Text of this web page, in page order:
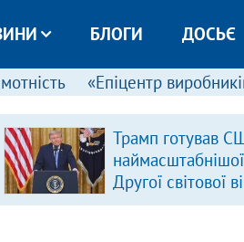
БЛОГИ ДОСЬЄ
«Епіцентр
Трамп готував
Другої світової